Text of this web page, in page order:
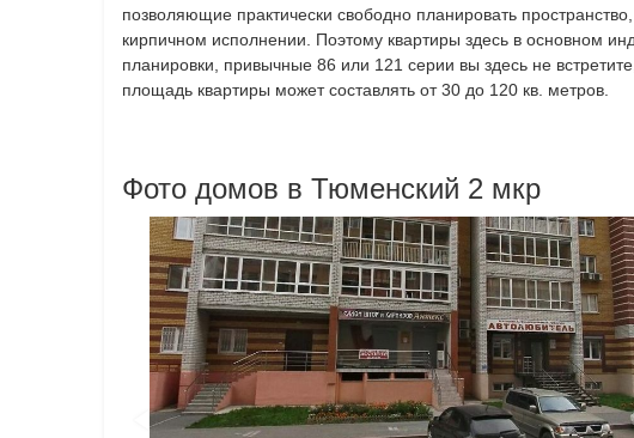
позволяющие практически свободно планировать
кирпичном исполнении. Поэтому квартиры здесь в основном
планировки, привычные 86 или 121 серии вы здесь не
площадь квартиры может составлять от 30 до 120 кв. метров.
Фото домов в Тюменский 2 мкр